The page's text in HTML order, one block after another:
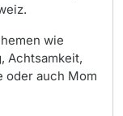
wie
Achtsamkeit,
oder auch Mom